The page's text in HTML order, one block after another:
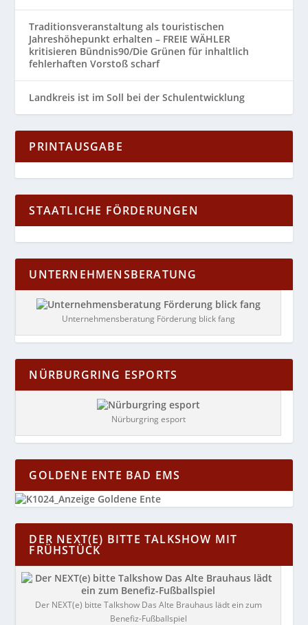
Traditionsveranstaltung als touristischen
Jahreshöhepunkt erhalten – FREIE WÄHLER
kritisieren Bündnis90/Die Grünen für inhaltlich
fehlerhaften Vorstoß scharf
Landkreis ist im Soll bei der Schulentwicklung
PRINTAUSGABE
STAATLICHE FÖRDERUNGEN
UNTERNEHMENSBERATUNG
Unternehmensberatung Förderung blick fang
NÜRBURGRING ESPORTS
Nürburgring esport
GOLDENE ENTE BAD EMS
DER NEXT(E) BITTE TALKSHOW MIT
FRÜHSTÜCK
Der NEXT(e) bitte Talkshow Das Alte Brauhaus lädt ein zum
Benefiz-Fußballspiel